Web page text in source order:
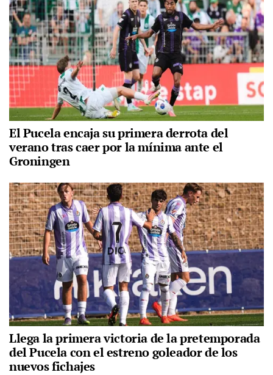
El Pucela encaja su primera derrota del
verano tras caer por la mínima ante el
Groningen
Llega la primera victoria de la pretemporada
del Pucela con el estreno goleador de los
nuevos fichajes